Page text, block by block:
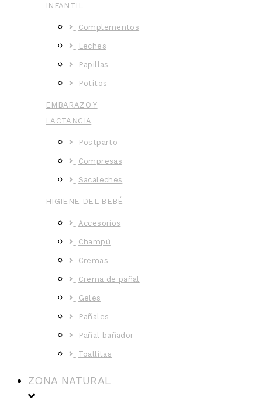
INFANTIL
Complementos
Leches
Papillas
Potitos
EMBARAZO Y
LACTANCIA
Postparto
Compresas
Sacaleches
HIGIENE DEL BEBÉ
Accesorios
Champú
Cremas
Crema de pañal
Geles
Pañales
Pañal bañador
Toallitas
ZONA NATURAL